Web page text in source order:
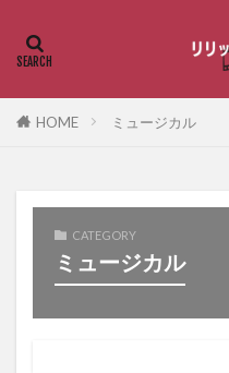
HOME ミュージカル
CATEGORY
ミュージカル